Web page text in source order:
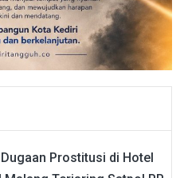
Prostitusi di Hotel